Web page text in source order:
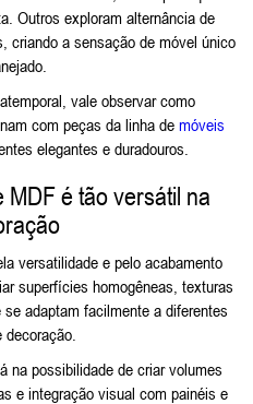
Outros exploram alternância de
criando a sensação de móvel único
vale observar como
com peças da linha de móveis
elegantes e duradouros.
é tão versátil na
versatilidade e pelo acabamento
superfícies homogêneas, texturas
adaptam facilmente a diferentes
na possibilidade de criar volumes
e integração visual com painéis e